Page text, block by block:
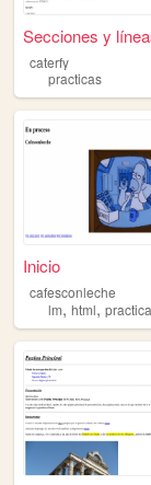
caterfy
practicas
Inicio
cafesconleche
lm, html,